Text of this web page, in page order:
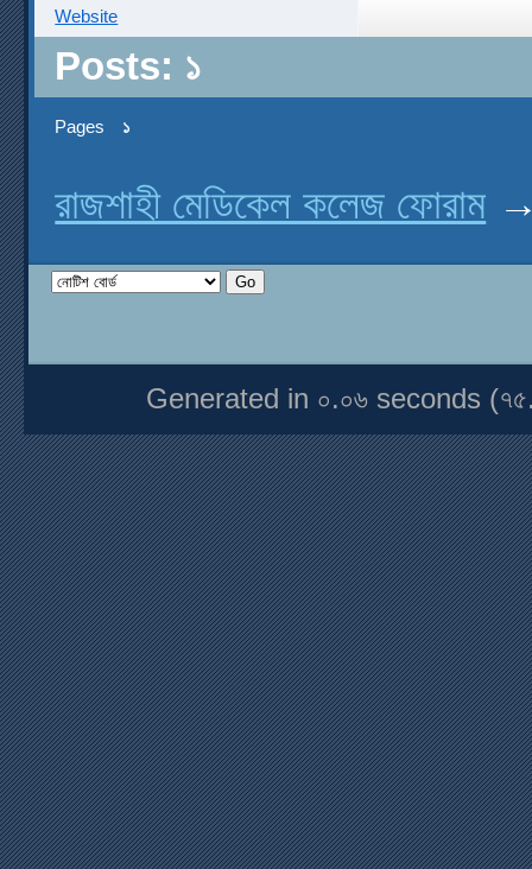
Website
Posts: ১
Pages ১
রাজশাহী মেডিকেল কলেজ ফোরাম
Generated in ০.০৬ seconds